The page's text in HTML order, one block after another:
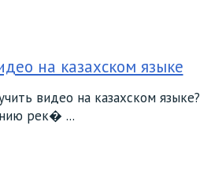
на казахском языке
видео на казахском
рек� ...